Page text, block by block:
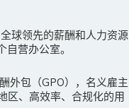
球领先的薪酬和人力资源
营办公室。
外包（GPO），名义雇主
区、高效率、合规化的用